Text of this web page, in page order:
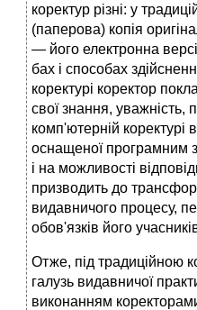
коректур різні: у
(паперова) копія
— його електронна
бах і способах
коректурі коректор
свої знання, уважність,
комп'ютерній коректурі
оснащеної програмним
і на можливості
призводить до
видавничого процесу,
обов'язків його
Отже, під традиційною
галузь видавничої
виконанням